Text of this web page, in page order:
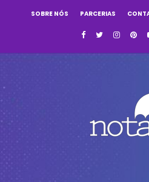
SOBRE NÓS PARCERIAS